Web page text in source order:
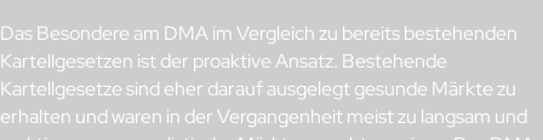
Das Besondere am DMA im Vergleich zu bereits bestehenden
Kartellgesetzen ist der proaktive Ansatz. Bestehende
Kartellgesetze sind eher darauf ausgelegt gesunde Märkte zu
erhalten und waren in der Vergangenheit meist zu langsam und